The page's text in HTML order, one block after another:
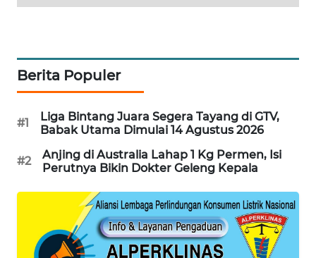
Berita Populer
#1
Liga Bintang Juara Segera Tayang di GTV,
Babak Utama Dimulai 14 Agustus 2026
#2
Anjing di Australia Lahap 1 Kg Permen, Isi
Perutnya Bikin Dokter Geleng Kepala
FORWAMKI
FORJASIDA
TAMBANG
NEWS
SITUNGIR
SIDIKALANG
NEWS